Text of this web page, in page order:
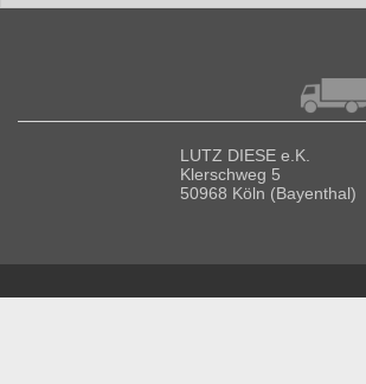
LUTZ DIESE e.K.
Klerschweg 5
50968 Köln (Bayenthal)